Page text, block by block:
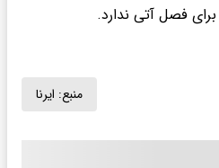
فصل آتی ندارد.
منبع: ایرنا